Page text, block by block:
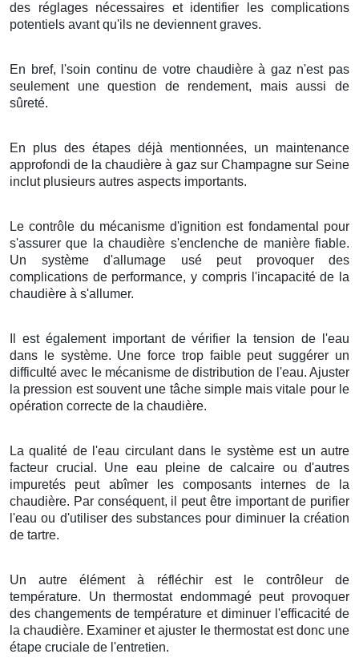
des réglages nécessaires et identifier les complications
potentiels avant qu'ils ne deviennent graves.
En bref, l'soin continu de votre chaudière à gaz n'est pas
seulement une question de rendement, mais aussi de
sûreté.
En plus des étapes déjà mentionnées, un maintenance
approfondi de la chaudière à gaz sur Champagne sur Seine
inclut plusieurs autres aspects importants.
Le contrôle du mécanisme d'ignition est fondamental pour
s'assurer que la chaudière s'enclenche de manière fiable.
Un système d'allumage usé peut provoquer des
complications de performance, y compris l'incapacité de la
chaudière à s'allumer.
Il est également important de vérifier la tension de l'eau
dans le système. Une force trop faible peut suggérer un
difficulté avec le mécanisme de distribution de l'eau. Ajuster
la pression est souvent une tâche simple mais vitale pour le
opération correcte de la chaudière.
La qualité de l'eau circulant dans le système est un autre
facteur crucial. Une eau pleine de calcaire ou d'autres
impuretés peut abîmer les composants internes de la
chaudière. Par conséquent, il peut être important de purifier
l'eau ou d'utiliser des substances pour diminuer la création
de tartre.
Un autre élément à réfléchir est le contrôleur de
température. Un thermostat endommagé peut provoquer
des changements de température et diminuer l'efficacité de
la chaudière. Examiner et ajuster le thermostat est donc une
étape cruciale de l'entretien.